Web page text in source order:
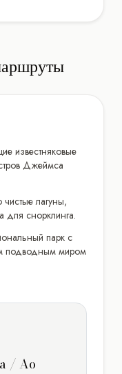
известняковые
Джеймса
чистые лагуны,
для снорклинга.
парк с
подводным миром
/ Ao